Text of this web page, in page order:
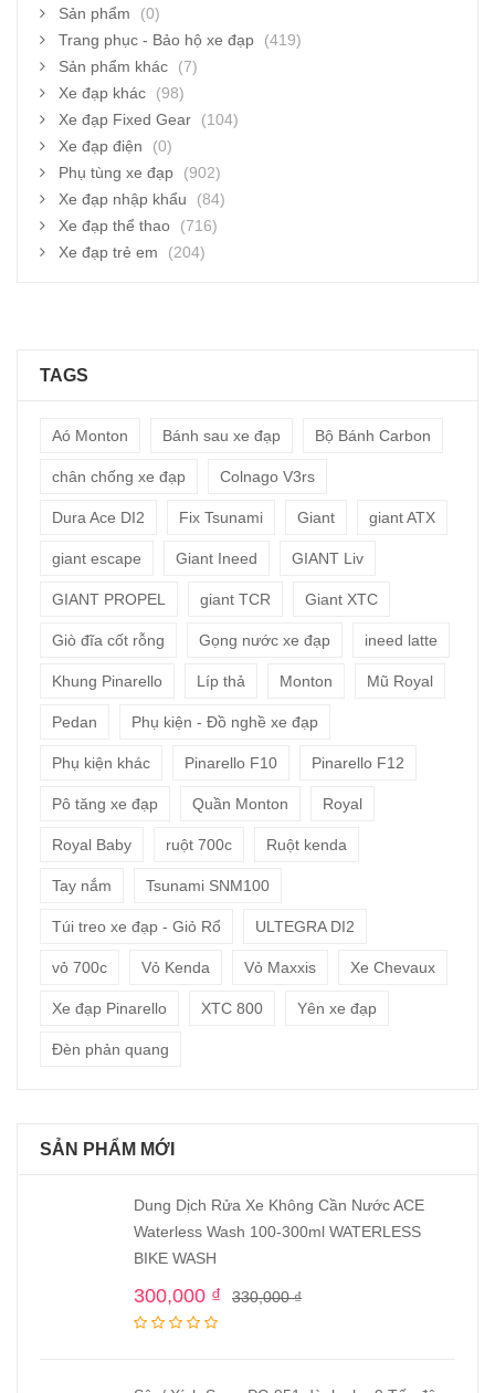
Sản phẩm
(0)
Trang phục - Bảo hộ xe đạp
(419)
Sản phẩm khác
(7)
Xe đạp khác
(98)
Xe đạp Fixed Gear
(104)
Xe đạp điện
(0)
Phụ tùng xe đạp
(902)
Xe đạp nhập khẩu
(84)
Xe đạp thể thao
(716)
Xe đạp trẻ em
(204)
TAGS
Aó Monton Bánh sau xe đạp Bộ Bánh Carbon
chân chống xe đạp Colnago V3rs
Dura Ace DI2 Fix Tsunami Giant giant ATX
giant escape Giant Ineed GIANT Liv
GIANT PROPEL giant TCR Giant XTC
Giò đĩa cốt rỗng Gọng nước xe đạp ineed latte
Khung Pinarello Líp thả Monton Mũ Royal
Pedan Phụ kiện - Đồ nghề xe đạp
Phụ kiện khác Pinarello F10 Pinarello F12
Pô tăng xe đạp Quần Monton Royal
Royal Baby ruột 700c Ruột kenda
Tay nắm Tsunami SNM100
Túi treo xe đạp - Giỏ Rổ ULTEGRA DI2
vỏ 700c Vỏ Kenda Vỏ Maxxis Xe Chevaux
Xe đạp Pinarello XTC 800 Yên xe đạp
Đèn phản quang
SẢN PHẨM MỚI
Dung Dịch Rửa Xe Không Cần Nước ACE
Waterless Wash 100-300ml WATERLESS
BIKE WASH
330,000₫
300,000 ₫